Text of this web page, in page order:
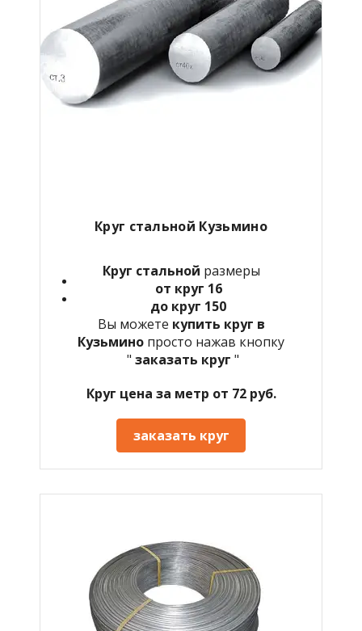
Круг стальной Кузьмино
Круг стальной размеры
от круг 16
до круг 150
Вы можете купить круг в
Кузьмино просто нажав кнопку
" заказать круг "
Круг цена за метр от 72 руб.
заказать круг